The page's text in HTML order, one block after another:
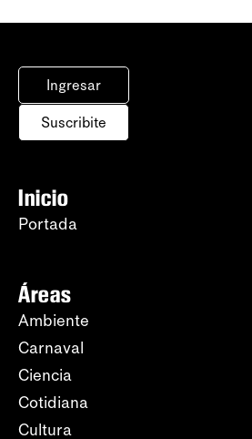
Ingresar
Suscribite
Inicio
Portada
Áreas
Ambiente
Carnaval
Ciencia
Cotidiana
Cultura